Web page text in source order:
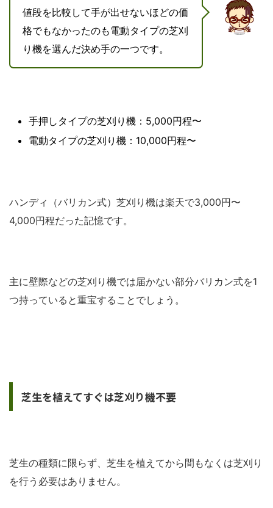
値段を比較して手が出せないほどの価
格でもなかったのも電動タイプの芝刈
り機を選んだ決め手の一つです。
手押しタイプの芝刈り機：5,000円程〜
電動タイプの芝刈り機：10,000円程〜
ハンディ（バリカン式）芝刈り機は楽天で3,000円〜
4,000円程だった記憶です。
主に壁際などの芝刈り機では届かない部分バリカン式を1
つ持っていると重宝することでしょう。
芝生を植えてすぐは芝刈り機不要
芝生の種類に限らず、芝生を植えてから間もなくは芝刈り
を行う必要はありません。